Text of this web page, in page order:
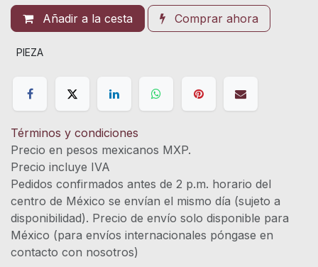
Añadir a la cesta Comprar ahora
PIEZA
Términos y condiciones
Precio en pesos mexicanos MXP.
Precio incluye IVA
Pedidos confirmados antes de 2 p.m. horario del
centro de México se envían el mismo día (sujeto a
disponibilidad). Precio de envío solo disponible para
México (para envíos internacionales póngase en
contacto con nosotros)